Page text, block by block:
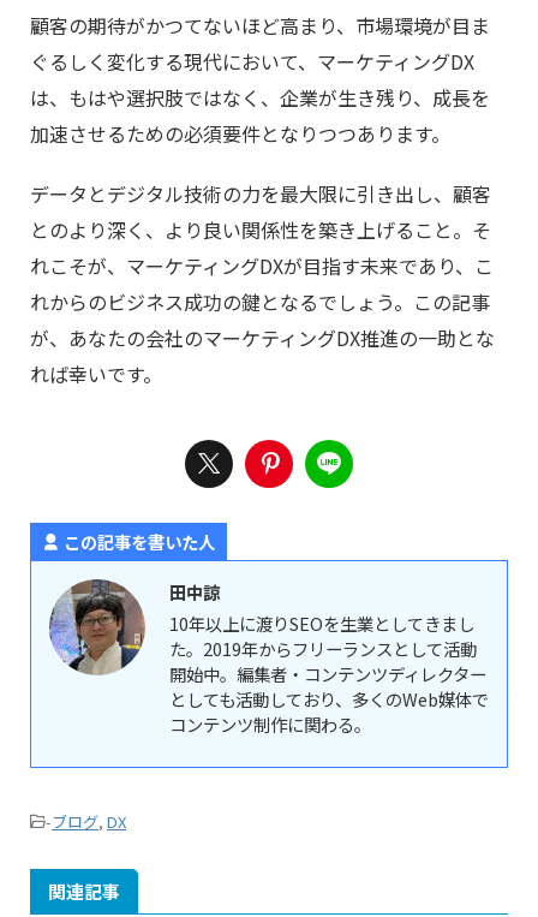
顧客の期待がかつてないほど高まり、市場環境が目ま
ぐるしく変化する現代において、マーケティングDX
は、もはや選択肢ではなく、企業が生き残り、成長を
加速させるための必須要件となりつつあります。
データとデジタル技術の力を最大限に引き出し、顧客
とのより深く、より良い関係性を築き上げること。そ
れこそが、マーケティングDXが目指す未来であり、こ
れからのビジネス成功の鍵となるでしょう。この記事
が、あなたの会社のマーケティングDX推進の一助とな
れば幸いです。
この記事を書いた人
田中諒
10年以上に渡りSEOを生業としてきまし
た。2019年からフリーランスとして活動
開始中。編集者・コンテンツディレクター
としても活動しており、多くのWeb媒体で
コンテンツ制作に関わる。
-ブログ, DX
関連記事